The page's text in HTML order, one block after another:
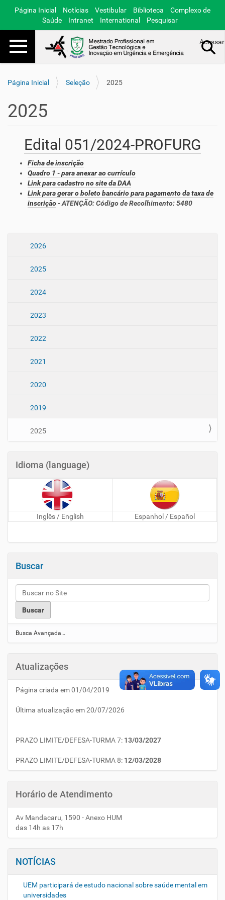
Página Inicial Notícias Vestibular Biblioteca
Complexo de
Saúde
Intranet International Pesquisar
Toggle navigation Acessar
Página Inicial Seleção 2025
2026
2025
2024
2023
2022
2021
2020
2019
2025
2025
Edital 051/2024-PROFURG
Ficha de inscrição
Quadro 1 - para anexar ao currículo
Link para cadastro no site da DAA
Link para gerar o boleto bancário para pagamento da taxa de
inscrição- ATENÇÃO: Código de Recolhimento: 5480
Idioma (language)
Inglês / English Espanhol / Español
Buscar
Busca Avançada…
Atualizações
Página criada em 01/04/2019
Última atualização em 20/07/2026
PRAZO LIMITE/DEFESA-TURMA 7: 13/03/2027
PRAZO LIMITE/DEFESA-TURMA 8: 12/03/2028
Horário de Atendimento
Av Mandacaru, 1590 - Anexo HUM
das 14h as 17h
NOTÍCIAS
UEM participará de estudo nacional sobre saúde mental em
universidades